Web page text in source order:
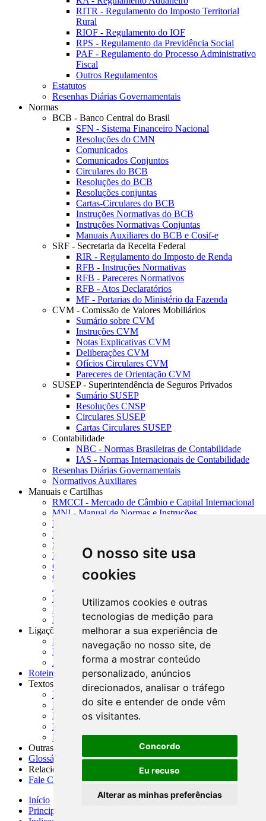
O nosso site usa
cookies
Utilizamos cookies e outras
tecnologias de medição para
melhorar a sua experiência de
navegação no nosso site, de
forma a mostrar conteúdo
personalizado, anúncios
direcionados, analisar o tráfego
do site e entender de onde vêm
os visitantes.
Concordo
Eu recuso
Alterar as minhas preferências
RITR - Regulamento do Imposto Territorial
Rural
RIOF - Regulamento do IOF
RPS - Regulamento da Previdência Social
PAF - Regulamento do Processo Administrativo
Fiscal
Outros Regulamentos
Estatutos
Resenhas Diárias Governamentais
Normas
BCB - Banco Central do Brasil
SFN - Sistema Financeiro Nacional
Resoluções do CMN
Comunicados
Comunicados Conjuntos
Circulares do BCB
Resoluções do BCB
Resoluções conjuntas
Cartas-Circulares do BCB
Instruções Normativas do BCB
Instruções Normativas Conjuntas
Manuais Auxiliares do BCB e Cosif-e
SRF - Secretaria da Receita Federal
RIR - Regulamento do Imposto de Renda
RFB - Instruções Normativas
RFB - Pareceres Normativos
RFB - Atos Declaratórios
MF - Portarias do Ministério da Fazenda
CVM - Comissão de Valores Mobiliários
Sumário sobre CVM
Instruções CVM
Notas Explicativas CVM
Deliberações CVM
Ofícios Circulares CVM
Pareceres de Orientação CVM
SUSEP - Superintendência de Seguros Privados
Sumário SUSEP
Resoluções CNSP
Circulares SUSEP
Cartas Circulares SUSEP
Contabilidade
NBC - Normas Brasileiras de Contabilidade
IAS - Normas Internacionais de Contabilidade
Resenhas Diárias Governamentais
Normativos Auxiliares
Manuais e Cartilhas
RMCCI - Mercado de Câmbio e Capital Internacional
MNI - Manual de Normas e Instruções
MTVM - Manual de Títulos e Valores Mobiliários
MCR - Manual de Crédito Rural
SISORF - Manual de Organização do SFN
MASUP - Manual de Supervisão Bancária
CADOC - Catálogo de Documentos
CNAE-CONCLA - Classificação Nacional de
Atividades Econômicas
PMF - Cartilhas do BCB
Manuais Auxiliares do BCB e Cosif-e
Resenhas Diárias Governamentais
Ligações Externas
Links Úteis
Presidência da República
Agências Nacionais Reguladoras
Roteiros para Estudos
Textos
Índice de Textos
Editorial
Monografias
Na Imprensa
Fórum de Discussão
Outras ferramentas
Glossário
Relacionamento
Fale Conosco
Início
Principais notícias